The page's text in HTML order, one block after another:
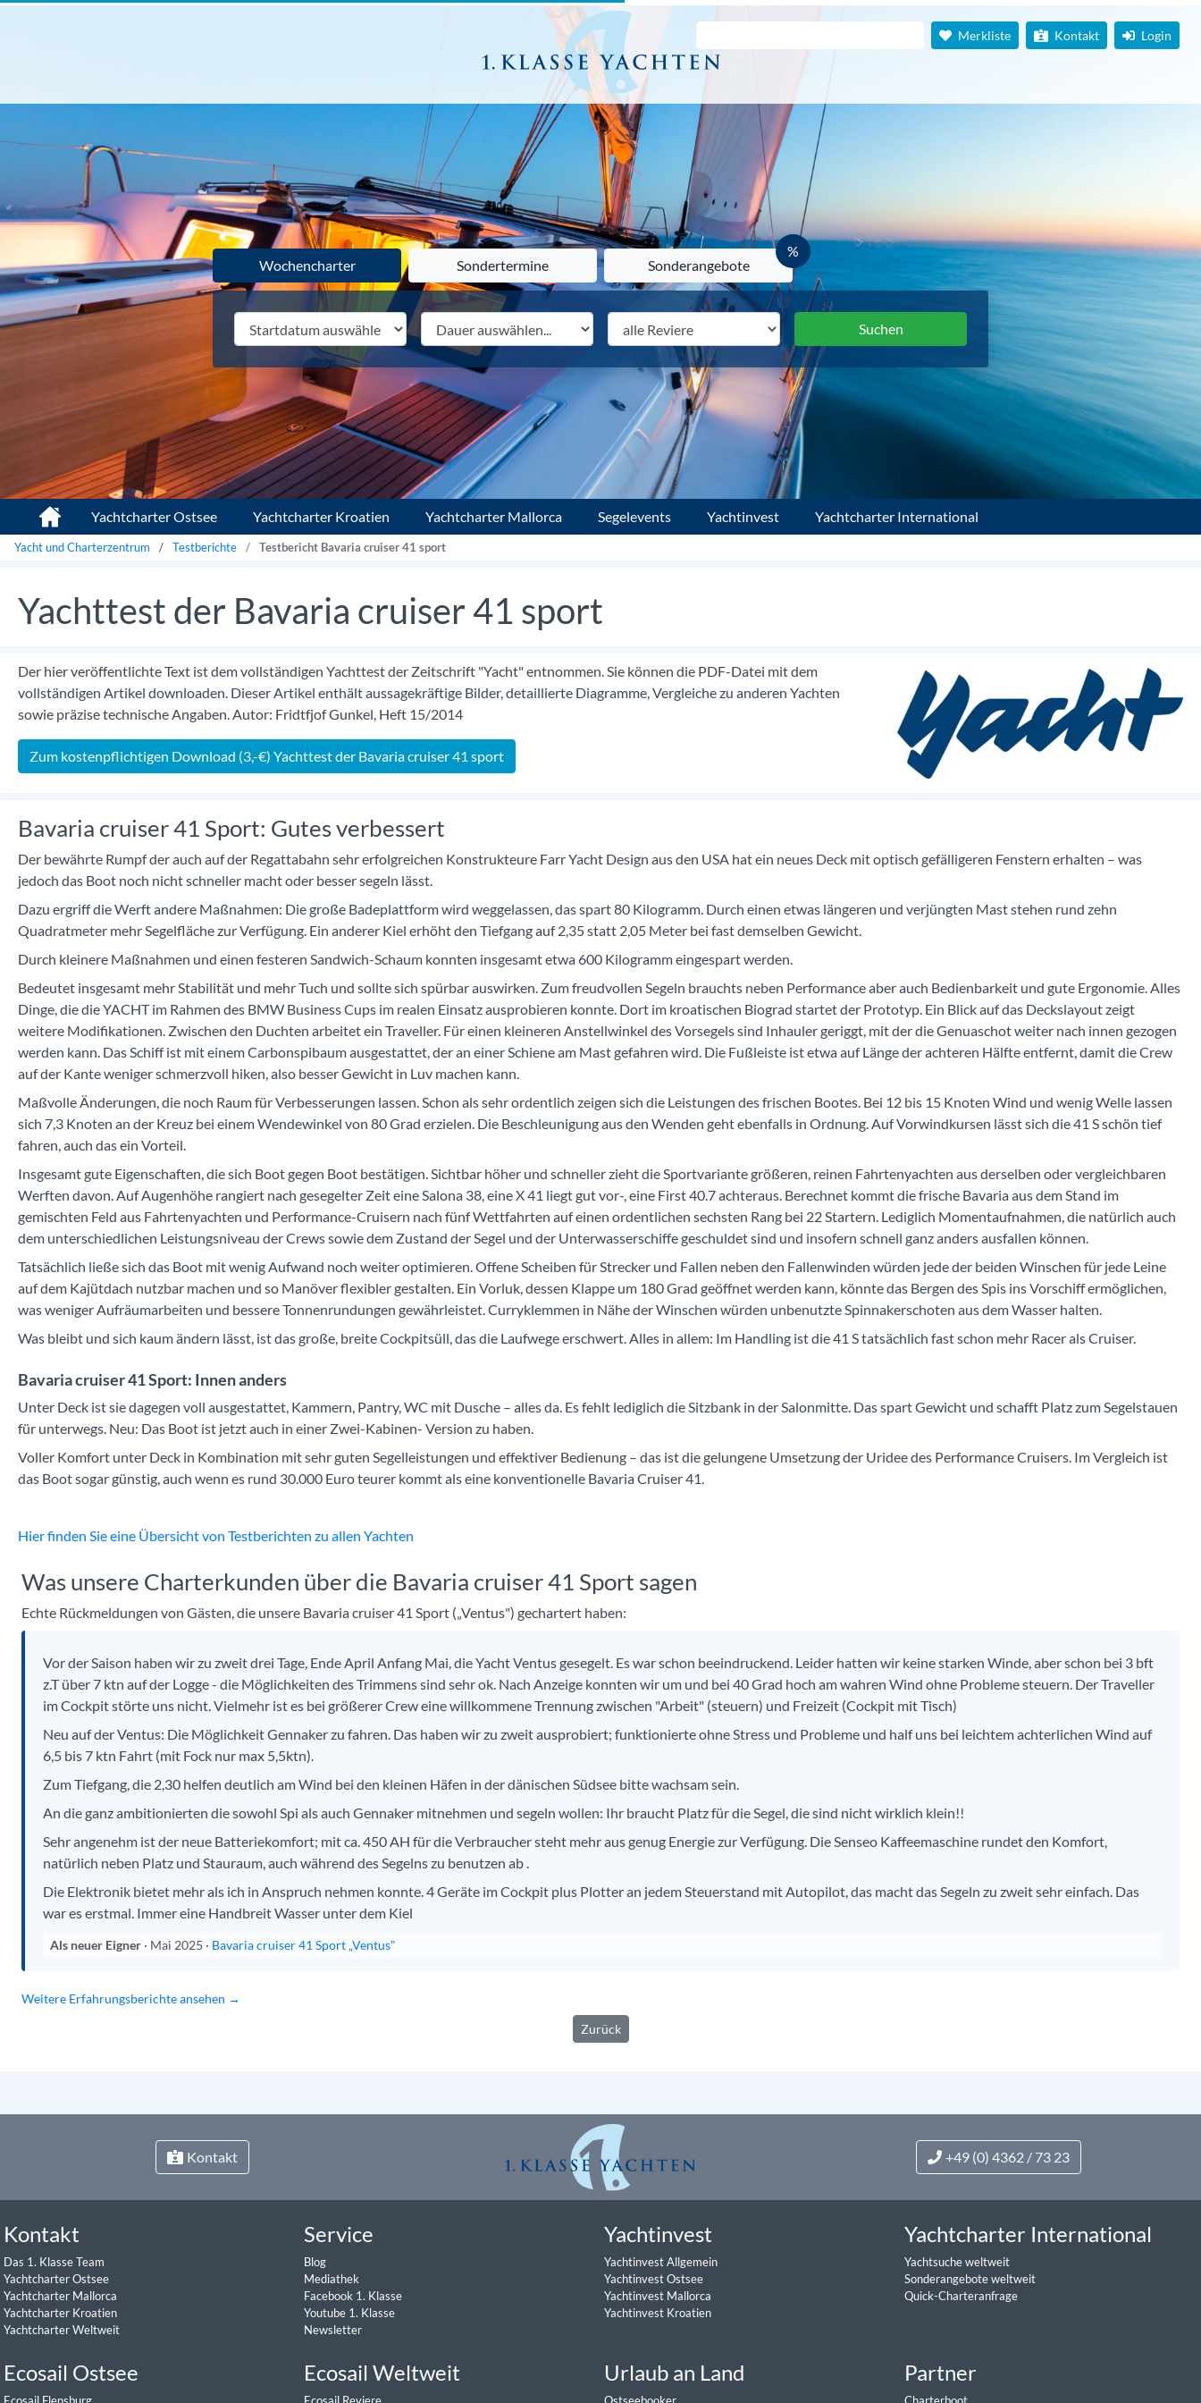
Merkliste Kontakt Login
Wochencharter Sondertermine Sonderangebote
%
Yachtcharter Ostsee Yachtcharter Kroatien Yachtcharter Mallorca Segelevents Yachtinvest Yachtcharter International
Yacht und Charterzentrum Testberichte Testbericht Bavaria cruiser 41 sport
Yachttest der Bavaria cruiser 41 sport
Der hier veröffentlichte Text ist dem vollständigen Yachttest der Zeitschrift "Yacht" entnommen. Sie können die PDF-Datei mit dem
vollständigen Artikel downloaden. Dieser Artikel enthält aussagekräftige Bilder, detaillierte Diagramme, Vergleiche zu anderen Yachten
sowie präzise technische Angaben. Autor: Fridtfjof Gunkel, Heft 15/2014
Zum kostenpflichtigen Download (3,-€) Yachttest der Bavaria cruiser 41 sport
Bavaria cruiser 41 Sport: Gutes verbessert
Der bewährte Rumpf der auch auf der Regattabahn sehr erfolgreichen Konstrukteure Farr Yacht Design aus den USA hat ein neues Deck mit optisch gefälligeren Fenstern erhalten – was
jedoch das Boot noch nicht schneller macht oder besser segeln lässt.
Dazu ergriff die Werft andere Maßnahmen: Die große Badeplattform wird weggelassen, das spart 80 Kilogramm. Durch einen etwas längeren und verjüngten Mast stehen rund zehn
Quadratmeter mehr Segelfläche zur Verfügung. Ein anderer Kiel erhöht den Tiefgang auf 2,35 statt 2,05 Meter bei fast demselben Gewicht.
Durch kleinere Maßnahmen und einen festeren Sandwich-Schaum konnten insgesamt etwa 600 Kilogramm eingespart werden.
Bedeutet insgesamt mehr Stabilität und mehr Tuch und sollte sich spürbar auswirken. Zum freudvollen Segeln brauchts neben Performance aber auch Bedienbarkeit und gute Ergonomie. Alles
Dinge, die die YACHT im Rahmen des BMW Business Cups im realen Einsatz ausprobieren konnte. Dort im kroatischen Biograd startet der Prototyp. Ein Blick auf das Deckslayout zeigt
weitere Modifikationen. Zwischen den Duchten arbeitet ein Traveller. Für einen kleineren Anstellwinkel des Vorsegels sind Inhauler geriggt, mit der die Genuaschot weiter nach innen gezogen
werden kann. Das Schiff ist mit einem Carbonspibaum ausgestattet, der an einer Schiene am Mast gefahren wird. Die Fußleiste ist etwa auf Länge der achteren Hälfte entfernt, damit die Crew
auf der Kante weniger schmerzvoll hiken, also besser Gewicht in Luv machen kann.
Maßvolle Änderungen, die noch Raum für Verbesserungen lassen. Schon als sehr ordentlich zeigen sich die Leistungen des frischen Bootes. Bei 12 bis 15 Knoten Wind und wenig Welle lassen
sich 7,3 Knoten an der Kreuz bei einem Wendewinkel von 80 Grad erzielen. Die Beschleunigung aus den Wenden geht ebenfalls in Ordnung. Auf Vorwindkursen lässt sich die 41 S schön tief
fahren, auch das ein Vorteil.
Insgesamt gute Eigenschaften, die sich Boot gegen Boot bestätigen. Sichtbar höher und schneller zieht die Sportvariante größeren, reinen Fahrtenyachten aus derselben oder vergleichbaren
Werften davon. Auf Augenhöhe rangiert nach gesegelter Zeit eine Salona 38, eine X 41 liegt gut vor-, eine First 40.7 achteraus. Berechnet kommt die frische Bavaria aus dem Stand im
gemischten Feld aus Fahrtenyachten und Performance-Cruisern nach fünf Wettfahrten auf einen ordentlichen sechsten Rang bei 22 Startern. Lediglich Momentaufnahmen, die natürlich auch
dem unterschiedlichen Leistungsniveau der Crews sowie dem Zustand der Segel und der Unterwasserschiffe geschuldet sind und insofern schnell ganz anders ausfallen können.
Tatsächlich ließe sich das Boot mit wenig Aufwand noch weiter optimieren. Offene Scheiben für Strecker und Fallen neben den Fallenwinden würden jede der beiden Winschen für jede Leine
auf dem Kajütdach nutzbar machen und so Manöver flexibler gestalten. Ein Vorluk, dessen Klappe um 180 Grad geöffnet werden kann, könnte das Bergen des Spis ins Vorschiff ermöglichen,
was weniger Aufräumarbeiten und bessere Tonnenrundungen gewährleistet. Curryklemmen in Nähe der Winschen würden unbenutzte Spinnakerschoten aus dem Wasser halten.
Was bleibt und sich kaum ändern lässt, ist das große, breite Cockpitsüll, das die Laufwege erschwert. Alles in allem: Im Handling ist die 41 S tatsächlich fast schon mehr Racer als Cruiser.
Bavaria cruiser 41 Sport: Innen anders
Unter Deck ist sie dagegen voll ausgestattet, Kammern, Pantry, WC mit Dusche – alles da. Es fehlt lediglich die Sitzbank in der Salonmitte. Das spart Gewicht und schafft Platz zum Segelstauen
für unterwegs. Neu: Das Boot ist jetzt auch in einer Zwei-Kabinen- Version zu haben.
Voller Komfort unter Deck in Kombination mit sehr guten Segelleistungen und effektiver Bedienung – das ist die gelungene Umsetzung der Uridee des Performance Cruisers. Im Vergleich ist
das Boot sogar günstig, auch wenn es rund 30.000 Euro teurer kommt als eine konventionelle Bavaria Cruiser 41.
Hier finden Sie eine Übersicht von Testberichten zu allen Yachten
Was unsere Charterkunden über die Bavaria cruiser 41 Sport sagen
Echte Rückmeldungen von Gästen, die unsere Bavaria cruiser 41 Sport („Ventus") gechartert haben:
Vor der Saison haben wir zu zweit drei Tage, Ende April Anfang Mai, die Yacht Ventus gesegelt. Es war schon beeindruckend. Leider hatten wir keine starken Winde, aber schon bei 3 bft
z.T über 7 ktn auf der Logge - die Möglichkeiten des Trimmens sind sehr ok. Nach Anzeige konnten wir um und bei 40 Grad hoch am wahren Wind ohne Probleme steuern. Der Traveller
im Cockpit störte uns nicht. Vielmehr ist es bei größerer Crew eine willkommene Trennung zwischen "Arbeit" (steuern) und Freizeit (Cockpit mit Tisch)
Neu auf der Ventus: Die Möglichkeit Gennaker zu fahren. Das haben wir zu zweit ausprobiert; funktionierte ohne Stress und Probleme und half uns bei leichtem achterlichen Wind auf
6,5 bis 7 ktn Fahrt (mit Fock nur max 5,5ktn).
Zum Tiefgang, die 2,30 helfen deutlich am Wind bei den kleinen Häfen in der dänischen Südsee bitte wachsam sein.
An die ganz ambitionierten die sowohl Spi als auch Gennaker mitnehmen und segeln wollen: Ihr braucht Platz für die Segel, die sind nicht wirklich klein!!
Sehr angenehm ist der neue Batteriekomfort; mit ca. 450 AH für die Verbraucher steht mehr aus genug Energie zur Verfügung. Die Senseo Kaffeemaschine rundet den Komfort,
natürlich neben Platz und Stauraum, auch während des Segelns zu benutzen ab .
Die Elektronik bietet mehr als ich in Anspruch nehmen konnte. 4 Geräte im Cockpit plus Plotter an jedem Steuerstand mit Autopilot, das macht das Segeln zu zweit sehr einfach. Das
war es erstmal. Immer eine Handbreit Wasser unter dem Kiel
Als neuer Eigner · Mai 2025 · Bavaria cruiser 41 Sport „Ventus"
Weitere Erfahrungsberichte ansehen →
Zurück
Kontakt +49 (0) 4362 / 73 23
Kontakt
Das 1. Klasse Team
Yachtcharter Ostsee
Yachtcharter Mallorca
Yachtcharter Kroatien
Yachtcharter Weltweit
Service
Blog
Mediathek
Facebook 1. Klasse
Youtube 1. Klasse
Newsletter
Yachtinvest
Yachtinvest Allgemein
Yachtinvest Ostsee
Yachtinvest Mallorca
Yachtinvest Kroatien
Yachtcharter International
Yachtsuche weltweit
Sonderangebote weltweit
Quick-Charteranfrage
Ecosail Ostsee Ecosail Weltweit Urlaub an Land Partner